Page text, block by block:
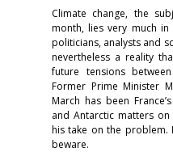
Climate change, the
month, lies very much
politicians, analysts and
nevertheless a reality
future tensions
Former Prime Minister
March has been
and Antarctic matters
his take on the problem.
beware.